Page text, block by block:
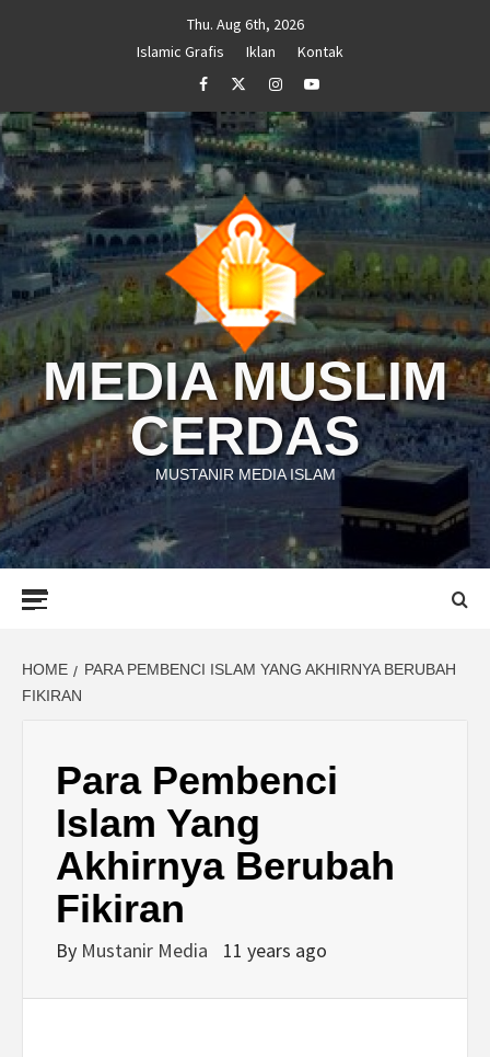
Thu. Aug 6th, 2026
Islamic Grafis
Iklan
Kontak
FacebookTwitterInstagramYoutube
MEDIA MUSLIM
CERDAS
MUSTANIR MEDIA ISLAM
HOME
PARA PEMBENCI ISLAM YANG AKHIRNYA BERUBAH
FIKIRAN
Para Pembenci
Islam Yang
Akhirnya Berubah
Fikiran
By Mustanir Media 11 years ago